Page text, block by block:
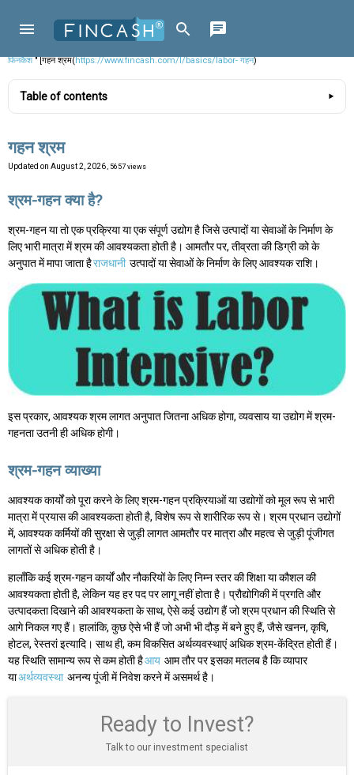
फिनकैश" [गहन श्रम(https://www.fincash.com/l/basics/labor- गहन)
Table of contents
गहन श्रम
Updated on August 2, 2026 , 5657 views
श्रम-गहन क्या है?
श्रम-गहन या तो एक प्रक्रिया या एक संपूर्ण उद्योग है जिसे उत्पादों या सेवाओं के निर्माण के
लिए भारी मात्रा में श्रम की आवश्यकता होती है। आमतौर पर, तीव्रता की डिग्री को के
अनुपात में मापा जाता हैराजधानी उत्पादों या सेवाओं के निर्माण के लिए आवश्यक राशि।
इस प्रकार, आवश्यक श्रम लागत अनुपात जितना अधिक होगा, व्यवसाय या उद्योग में श्रम-
गहनता उतनी ही अधिक होगी।
श्रम-गहन व्याख्या
आवश्यक कार्यों को पूरा करने के लिए श्रम-गहन प्रक्रियाओं या उद्योगों को मूल रूप से भारी
मात्रा में प्रयास की आवश्यकता होती है, विशेष रूप से शारीरिक रूप से। श्रम प्रधान उद्योगों
में, आवश्यक कर्मियों की सुरक्षा से जुड़ी लागत आमतौर पर मात्रा और महत्व से जुड़ी पूंजीगत
लागतों से अधिक होती है।
हालाँकि कई श्रम-गहन कार्यों और नौकरियों के लिए निम्न स्तर की शिक्षा या कौशल की
आवश्यकता होती है, लेकिन यह हर पद पर लागू नहीं होता है। प्रौद्योगिकी में प्रगति और
उत्पादकता दिखाने की आवश्यकता के साथ, ऐसे कई उद्योग हैं जो श्रम प्रधान की स्थिति से
आगे निकल गए हैं। हालांकि, कुछ ऐसे भी हैं जो अभी भी दौड़ में बने हुए हैं, जैसे खनन, कृषि,
होटल, रेस्तरां इत्यादि। साथ ही, कम विकसित अर्थव्यवस्थाएं अधिक श्रम-केंद्रित होती हैं।
यह स्थिति सामान्य रूप से कम होती हैआय आम तौर पर इसका मतलब है कि व्यापार
याअर्थव्यवस्था अनन्य पूंजी में निवेश करने में असमर्थ है।
Ready to Invest?
Talk to our investment specialist